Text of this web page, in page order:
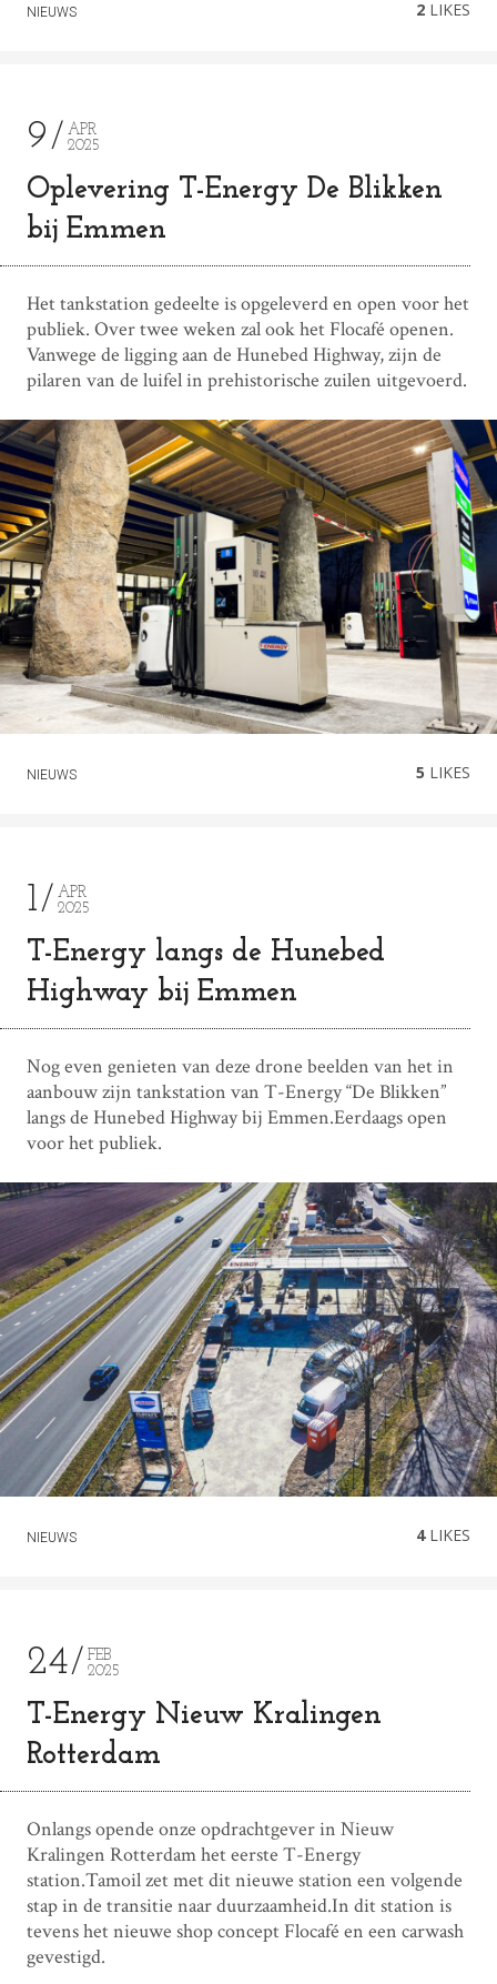
NIEUWS 2 LIKES
9
APR
2025
Oplevering T-Energy De Blikken
bij Emmen
Het tankstation gedeelte is opgeleverd en open voor het
publiek. Over twee weken zal ook het Flocafé openen.
Vanwege de ligging aan de Hunebed Highway, zijn de
pilaren van de luifel in prehistorische zuilen uitgevoerd.
NIEUWS 5 LIKES
1
APR
2025
T-Energy langs de Hunebed
Highway bij Emmen
Nog even genieten van deze drone beelden van het in
aanbouw zijn tankstation van T-Energy “De Blikken”
langs de Hunebed Highway bij Emmen.Eerdaags open
voor het publiek.
NIEUWS 4LIKES
24
FEB
2025
T-Energy Nieuw Kralingen
Rotterdam
Onlangs opende onze opdrachtgever in Nieuw
Kralingen Rotterdam het eerste T-Energy
station.Tamoil zet met dit nieuwe station een volgende
stap in de transitie naar duurzaamheid.In dit station is
tevens het nieuwe shop concept Flocafé en een carwash
gevestigd.